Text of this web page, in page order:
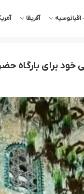
اقیانوسیه آفریقا
خود برای بارگاه